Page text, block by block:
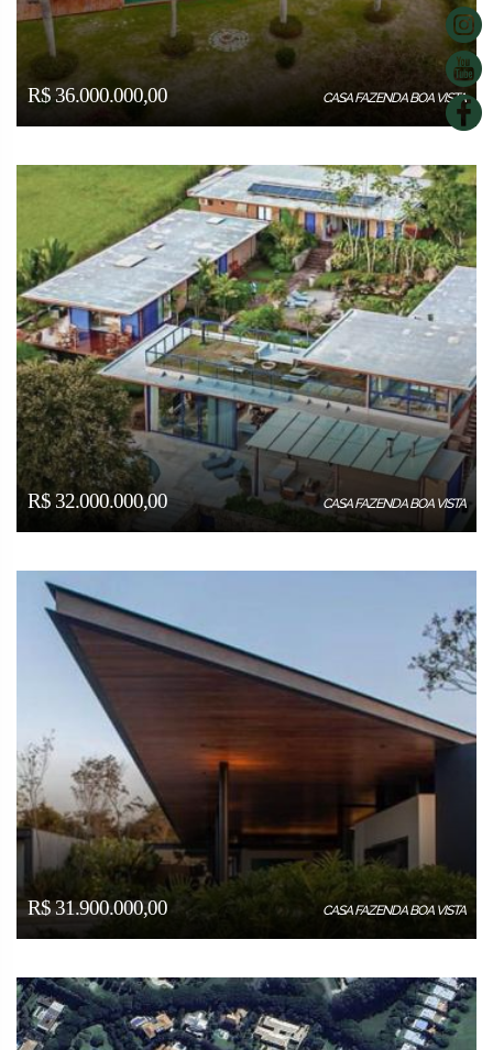
R$ 36.000.000,00 CASA FAZENDA BOA VISTA
R$ 32.000.000,00 CASA FAZENDA BOA VISTA
R$ 31.900.000,00 CASA FAZENDA BOA VISTA